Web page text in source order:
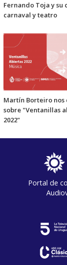
Fernando Toja y su
carnaval y teatro
Martín Borteiro nos
sobre "Ventanillas
2022"
Portal de